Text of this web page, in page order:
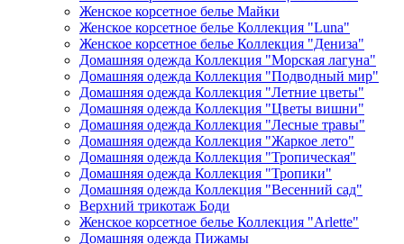
Женское корсетное белье Майки
Женское корсетное белье Коллекция "Luna"
Женское корсетное белье Коллекция "Дениза"
Домашняя одежда Коллекция "Морская лагуна"
Домашняя одежда Коллекция "Подводный мир"
Домашняя одежда Коллекция "Летние цветы"
Домашняя одежда Коллекция "Цветы вишни"
Домашняя одежда Коллекция "Лесные травы"
Домашняя одежда Коллекция "Жаркое лето"
Домашняя одежда Коллекция "Тропическая"
Домашняя одежда Коллекция "Тропики"
Домашняя одежда Коллекция "Весенний сад"
Верхний трикотаж Боди
Женское корсетное белье Коллекция "Arlette"
Домашняя одежда Пижамы